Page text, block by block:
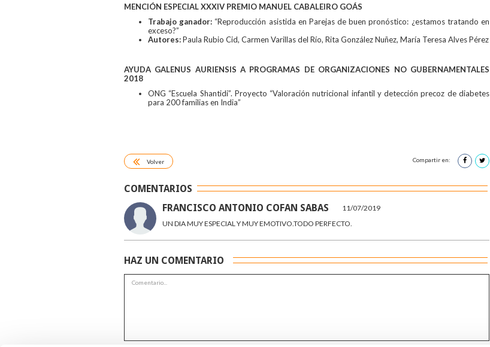
MENCIÓN ESPECIAL XXXIV PREMIO MANUEL CABALEIRO GOÁS
Trabajo ganador: “Reproducción asistida en Parejas de buen pronóstico: ¿estamos tratando en
exceso?”
Autores:Paula Rubio Cid, Carmen Varillas del Río, Rita González Nuñez, María Teresa Alves Pérez
AYUDA GALENUS AURIENSIS A PROGRAMAS DE ORGANIZACIONES NO GUBERNAMENTALES
2018
ONG “Escuela Shantidi”. Proyecto “Valoración nutricional infantil y detección precoz de diabetes
para 200 familias en India”
Volver Compartir en:
COMENTARIOS
FRANCISCO ANTONIO COFAN SABAS
11/07/2019
UN DIA MUY ESPECIAL Y MUY EMOTIVO.TODO PERFECTO.
HAZ UN COMENTARIO